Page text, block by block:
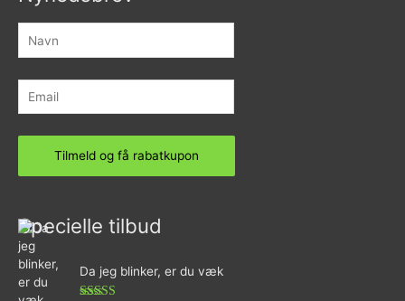
Specielle tilbud
Da jeg blinker, er du væk